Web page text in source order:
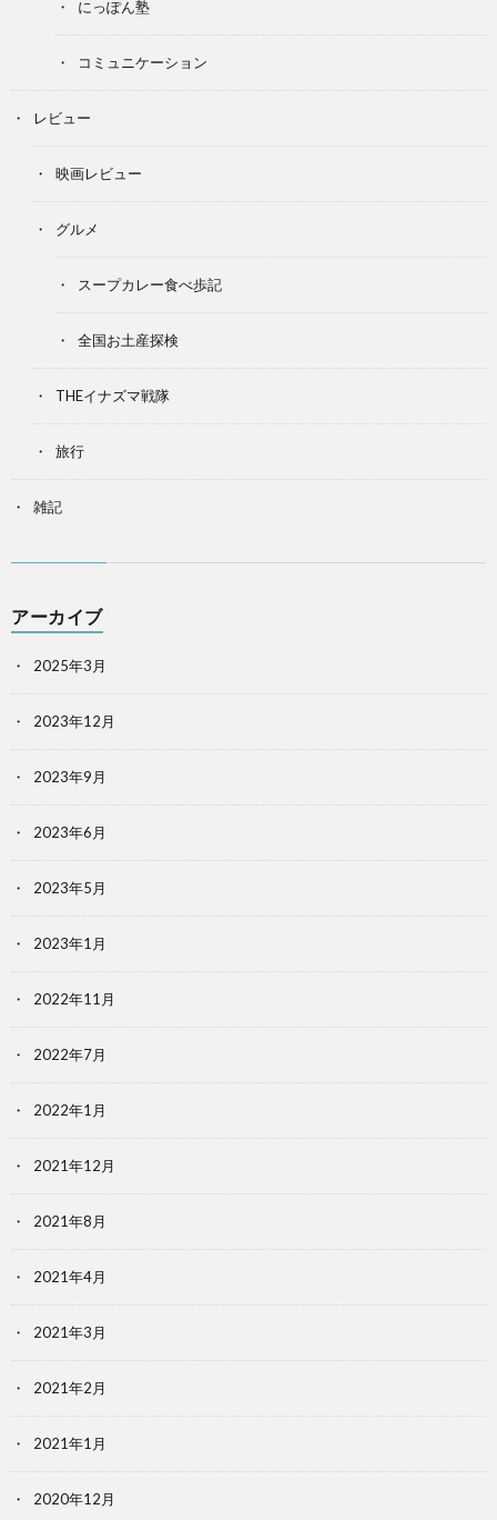
にっぽん塾
コミュニケーション
レビュー
映画レビュー
グルメ
スープカレー食べ歩記
全国お土産探検
THEイナズマ戦隊
旅行
雑記
アーカイブ
2025年3月
2023年12月
2023年9月
2023年6月
2023年5月
2023年1月
2022年11月
2022年7月
2022年1月
2021年12月
2021年8月
2021年4月
2021年3月
2021年2月
2021年1月
2020年12月